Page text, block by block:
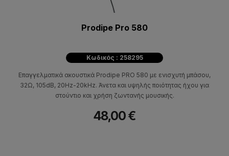
Prodipe Pro 580
Κωδικός : 258295
Επαγγελματικά ακουστικά Prodipe PRO 580 με ενισχυτή μπάσου,
32Ω, 105dB, 20Hz-20kHz. Άνετα και υψηλής ποιότητας ήχου για
στούντιο και χρήση ζωντανής μουσικής.
48,00 €